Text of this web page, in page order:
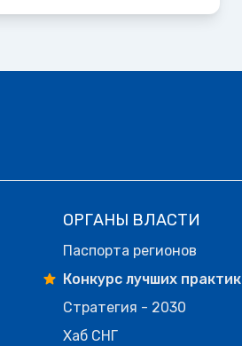
ОРГАНЫ ВЛАСТИ
Паспорта регионов
Конкурс лучших практик
Стратегия - 2030
Хаб СНГ